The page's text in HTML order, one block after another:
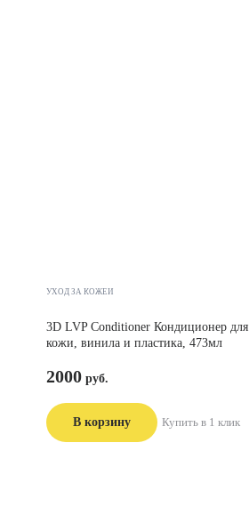
УХОД ЗА КОЖЕЙ
3D LVP Conditioner Кондиционер для
кожи, винила и пластика, 473мл
2000
В корзину Купить в 1 клик